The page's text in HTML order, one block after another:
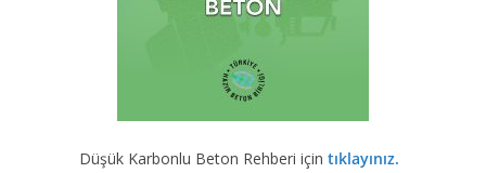
Düşük Karbonlu Beton Rehberi için tıklayınız.